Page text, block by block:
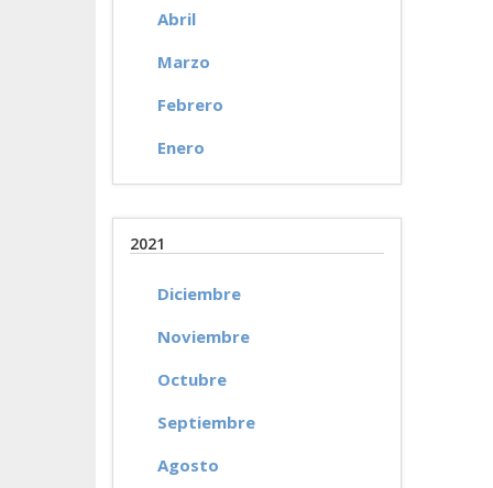
Abril
Marzo
Febrero
Enero
2021
Diciembre
Noviembre
Octubre
Septiembre
Agosto